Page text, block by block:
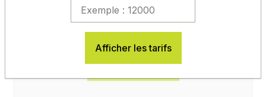
de 8h30 à 12h et de 14h à 17h30
05 65 77 99 70
Contactez-nous
Afficher les tarifs